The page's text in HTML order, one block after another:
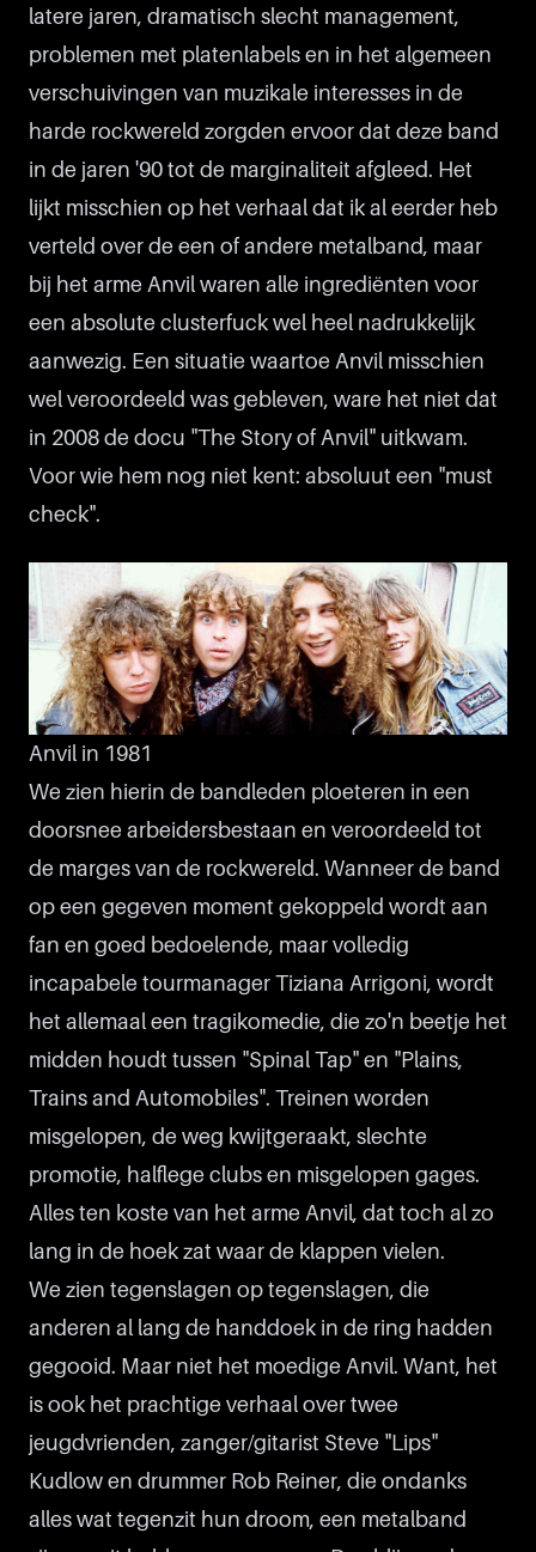
latere jaren, dramatisch slecht management,
problemen met platenlabels en in het algemeen
verschuivingen van muzikale interesses in de
harde rockwereld zorgden ervoor dat deze band
in de jaren '90 tot de marginaliteit afgleed. Het
lijkt misschien op het verhaal dat ik al eerder heb
verteld over de een of andere metalband, maar
bij het arme Anvil waren alle ingrediënten voor
een absolute clusterfuck wel heel nadrukkelijk
aanwezig. Een situatie waartoe Anvil misschien
wel veroordeeld was gebleven, ware het niet dat
in 2008 de docu "The Story of Anvil" uitkwam.
Voor wie hem nog niet kent: absoluut een "must
check".
Anvil in 1981
We zien hierin de bandleden ploeteren in een
doorsnee arbeidersbestaan en veroordeeld tot
de marges van de rockwereld. Wanneer de band
op een gegeven moment gekoppeld wordt aan
fan en goed bedoelende, maar volledig
incapabele tourmanager Tiziana Arrigoni, wordt
het allemaal een tragikomedie, die zo'n beetje het
midden houdt tussen "Spinal Tap" en "Plains,
Trains and Automobiles". Treinen worden
misgelopen, de weg kwijtgeraakt, slechte
promotie, halflege clubs en misgelopen gages.
Alles ten koste van het arme Anvil, dat toch al zo
lang in de hoek zat waar de klappen vielen.
We zien tegenslagen op tegenslagen, die
anderen al lang de handdoek in de ring hadden
gegooid. Maar niet het moedige Anvil. Want, het
is ook het prachtige verhaal over twee
jeugdvrienden, zanger/gitarist Steve "Lips"
Kudlow en drummer Rob Reiner, die ondanks
alles wat tegenzit hun droom, een metalband